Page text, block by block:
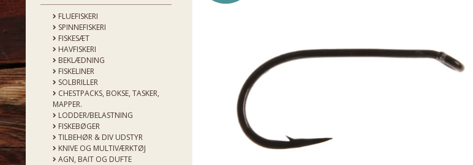
FLUEFISKERI
SPINNEFISKERI
FISKESÆT
HAVFISKERI
BEKLÆDNING
FISKELINER
SOLBRILLER
CHESTPACKS, BOKSE, TASKER,
MAPPER.
LODDER/BELASTNING
FISKEBØGER
TILBEHØR & DIV UDSTYR
KNIVE OG MULTIVÆRKTØJ
AGN, BAIT OG DUFTE